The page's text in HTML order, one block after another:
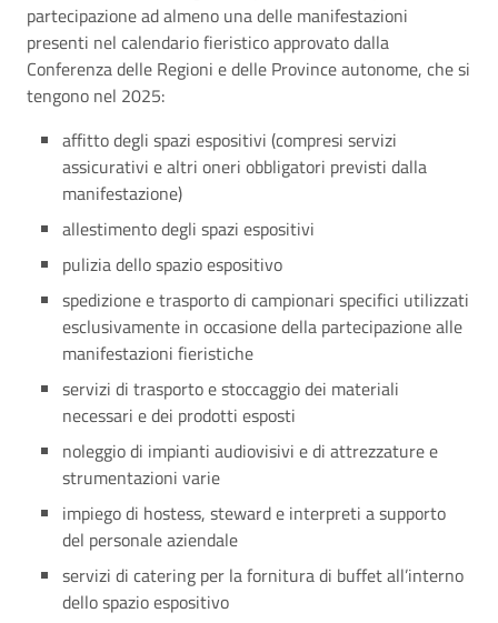
partecipazione ad almeno una delle manifestazioni
presenti nel calendario fieristico approvato dalla
Conferenza delle Regioni e delle Province autonome, che si
tengono nel 2025:
affitto degli spazi espositivi (compresi servizi
assicurativi e altri oneri obbligatori previsti dalla
manifestazione)
allestimento degli spazi espositivi
pulizia dello spazio espositivo
spedizione e trasporto di campionari specifici utilizzati
esclusivamente in occasione della partecipazione alle
manifestazioni fieristiche
servizi di trasporto e stoccaggio dei materiali
necessari e dei prodotti esposti
noleggio di impianti audiovisivi e di attrezzature e
strumentazioni varie
impiego di hostess, steward e interpreti a supporto
del personale aziendale
servizi di catering per la fornitura di buffet all’interno
dello spazio espositivo